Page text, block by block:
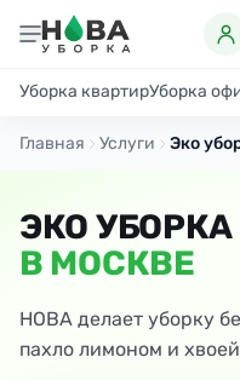
Уборка квартирУборка
Генеральная
Главная Услуги Эко
ЭКО УБОРКА
В МОСКВЕ
НОВА делает уборку
пахло лимоном и